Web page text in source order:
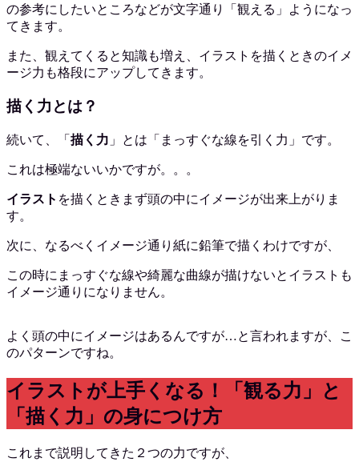
の参考にしたいところなどが文字通り「観える」ようになっ
てきます。
また、観えてくると知識も増え、イラストを描くときのイメ
ージ力も格段にアップしてきます。
描く力とは？
続いて、「 描く力 」とは「まっすぐな線を引く力」です。
これは極端ないいかですが。。。
イラスト を描くときまず頭の中にイメージが出来上がりま
す。
次に、なるべくイメージ通り紙に鉛筆で描くわけですが、
この時にまっすぐな線や綺麗な曲線が描けないとイラストも
イメージ通りになりません。
よく頭の中にイメージはあるんですが…と言われますが、こ
のパターンですね。
イラストが上手くなる！「観る力」と
「描く力」の身につけ方
これまで説明してきた２つの力ですが、